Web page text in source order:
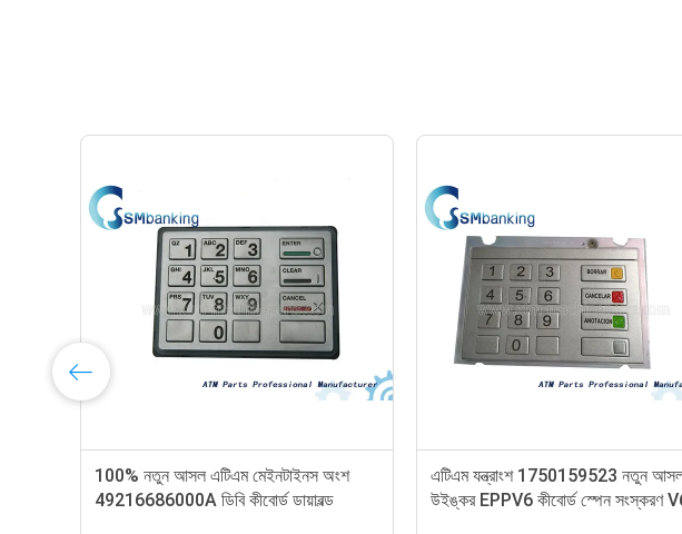
ডিবোল্ড EPP5 BSC ইংরেজি, LGE, ST
STL, ENG(AU), QZ1, X, I, O, _ 49-
ATM মেশিন পার্টস GRG কীবোর্ড EPP 004
ইংরেজি কীবোর্ড YT2.232.0301